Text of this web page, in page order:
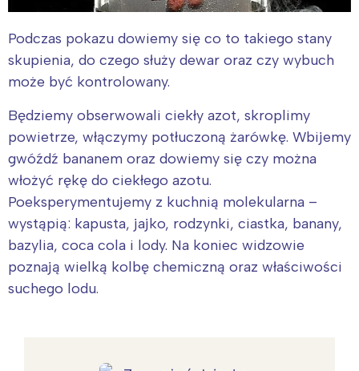
Podczas pokazu dowiemy się co to takiego stany
skupienia, do czego służy dewar oraz czy wybuch
może być kontrolowany.
Będziemy obserwowali ciekły azot, skroplimy
powietrze, włączymy potłuczoną żarówkę. Wbijemy
gwóźdź bananem oraz dowiemy się czy można
włożyć rękę do ciekłego azotu.
Poeksperymentujemy z kuchnią molekularna –
wystąpią: kapusta, jajko, rodzynki, ciastka, banany,
bazylia, coca cola i lody. Na koniec widzowie
poznają wielką kolbę chemiczną oraz właściwości
suchego lodu.